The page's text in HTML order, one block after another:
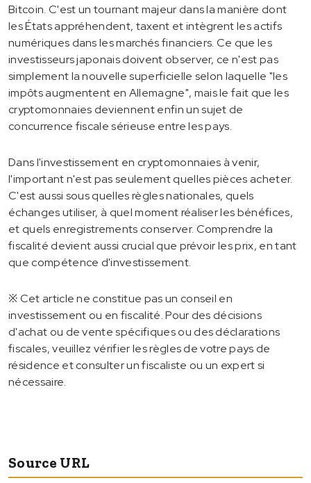
Bitcoin. C'est un tournant majeur dans la manière dont
les États appréhendent, taxent et intègrent les actifs
numériques dans les marchés financiers. Ce que les
investisseurs japonais doivent observer, ce n'est pas
simplement la nouvelle superficielle selon laquelle "les
impôts augmentent en Allemagne", mais le fait que les
cryptomonnaies deviennent enfin un sujet de
concurrence fiscale sérieuse entre les pays.
Dans l'investissement en cryptomonnaies à venir,
l'important n'est pas seulement quelles pièces acheter.
C'est aussi sous quelles règles nationales, quels
échanges utiliser, à quel moment réaliser les bénéfices,
et quels enregistrements conserver. Comprendre la
fiscalité devient aussi crucial que prévoir les prix, en tant
que compétence d'investissement.
※ Cet article ne constitue pas un conseil en
investissement ou en fiscalité. Pour des décisions
d'achat ou de vente spécifiques ou des déclarations
fiscales, veuillez vérifier les règles de votre pays de
résidence et consulter un fiscaliste ou un expert si
nécessaire.
Source URL